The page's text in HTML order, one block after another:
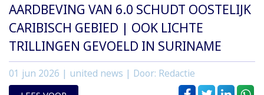
AARDBEVING VAN 6.0 SCHUDT OOSTELIJK
CARIBISCH GEBIED | OOK LICHTE
TRILLINGEN GEVOELD IN SURINAME
01 jun 2026 | united news | Door: Redactie